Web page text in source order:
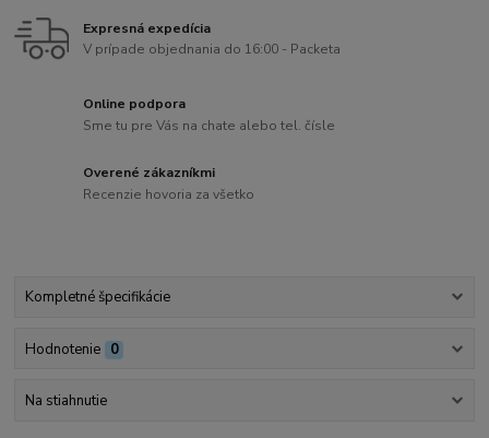
Expresná expedícia
V prípade objednania do 16:00 - Packeta
Online podpora
Sme tu pre Vás na chate alebo tel. čísle
Overené zákazníkmi
Recenzie hovoria za všetko
Kompletné špecifikácie
Hodnotenie 0
Na stiahnutie